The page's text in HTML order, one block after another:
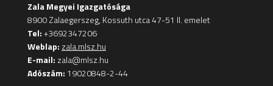
Zala Megyei Igazgatósága
8900 Zalaegerszeg, Kossuth utca 47-51 II. emelet
Tel:+3692347206
Weblap: zala.mlsz.hu
E-mail: zala@mlsz.hu
Adószám: 19020848-2-44